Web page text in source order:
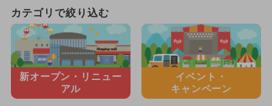
カテゴリで絞り込む
新オープン・ リニュー
アル
イベント・
キャンペーン